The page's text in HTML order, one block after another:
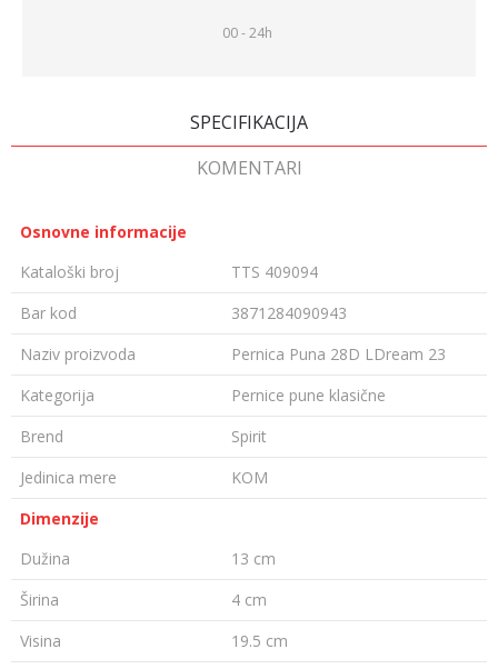
00 - 24h
SPECIFIKACIJA
KOMENTARI
Osnovne informacije
Kataloški broj
TTS 409094
Bar kod
3871284090943
Naziv proizvoda
Pernica Puna 28D LDream 23
Kategorija
Pernice pune klasične
Brend
Spirit
Jedinica mere
KOM
Dimenzije
Dužina
13 cm
Širina
4 cm
Visina
19.5 cm